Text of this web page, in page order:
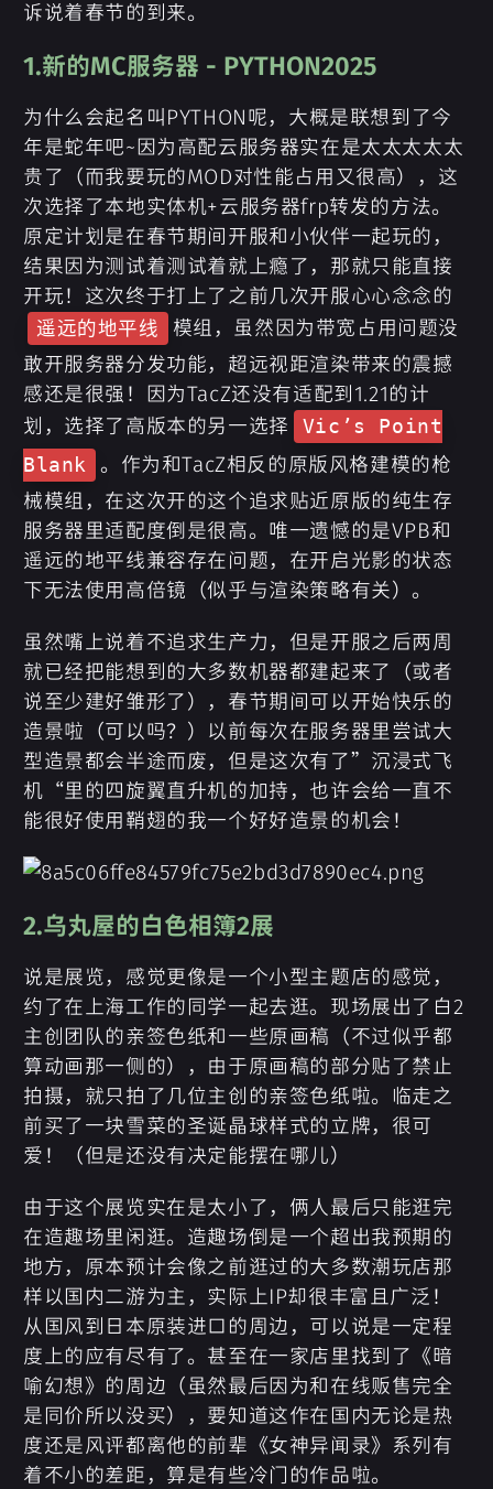
诉说着春节的到来。
1.新的MC服务器 - PYTHON2025
为什么会起名叫PYTHON呢，大概是联想到了今
年是蛇年吧~因为高配云服务器实在是太太太太太
贵了（而我要玩的MOD对性能占用又很高），这
次选择了本地实体机+云服务器frp转发的方法。
原定计划是在春节期间开服和小伙伴一起玩的，
结果因为测试着测试着就上瘾了，那就只能直接
开玩！这次终于打上了之前几次开服心心念念的
遥远的地平线
模组，虽然因为带宽占用问题没
敢开服务器分发功能，超远视距渲染带来的震撼
感还是很强！因为TacZ还没有适配到1.21的计
划，选择了高版本的另一选择
Vic’s Point
Blank
。作为和TacZ相反的原版风格建模的枪
械模组，在这次开的这个追求贴近原版的纯生存
服务器里适配度倒是很高。唯一遗憾的是VPB和
遥远的地平线兼容存在问题，在开启光影的状态
下无法使用高倍镜（似乎与渲染策略有关）。
虽然嘴上说着不追求生产力，但是开服之后两周
就已经把能想到的大多数机器都建起来了（或者
说至少建好雏形了），春节期间可以开始快乐的
造景啦（可以吗？）以前每次在服务器里尝试大
型造景都会半途而废，但是这次有了”沉浸式飞
机“里的四旋翼直升机的加持，也许会给一直不
能很好使用鞘翅的我一个好好造景的机会！
2.乌丸屋的白色相簿2展
说是展览，感觉更像是一个小型主题店的感觉，
约了在上海工作的同学一起去逛。现场展出了白2
主创团队的亲签色纸和一些原画稿（不过似乎都
算动画那一侧的），由于原画稿的部分贴了禁止
拍摄，就只拍了几位主创的亲签色纸啦。临走之
前买了一块雪菜的圣诞晶球样式的立牌，很可
爱！（但是还没有决定能摆在哪儿）
由于这个展览实在是太小了，俩人最后只能逛完
在造趣场里闲逛。造趣场倒是一个超出我预期的
地方，原本预计会像之前逛过的大多数潮玩店那
样以国内二游为主，实际上IP却很丰富且广泛！
从国风到日本原装进口的周边，可以说是一定程
度上的应有尽有了。甚至在一家店里找到了《暗
喻幻想》的周边（虽然最后因为和在线贩售完全
是同价所以没买），要知道这作在国内无论是热
度还是风评都离他的前辈《女神异闻录》系列有
着不小的差距，算是有些冷门的作品啦。